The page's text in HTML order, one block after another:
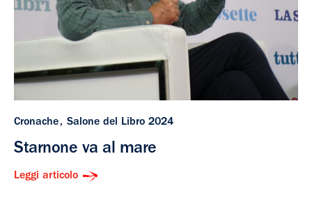
Cronache Salone del Libro 2024
Starnone va al mare
Leggi articolo